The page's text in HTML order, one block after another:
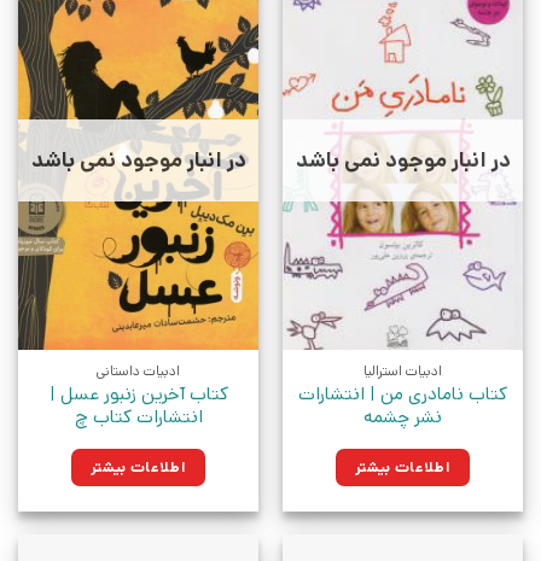
در انبار موجود نمی باشد
ادبیات استرالیا
کتاب نامادری من | انتشارات
نشر چشمه
اطلاعات بیشتر
در انبار موجود نمی باشد
ادبیات داستانی
کتاب آخرین زنبور عسل |
انتشارات کتاب چ
اطلاعات بیشتر